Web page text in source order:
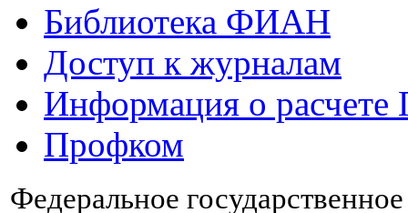
Библиотека ФИАН
Доступ к журналам
Информация о
Профком
Федеральное